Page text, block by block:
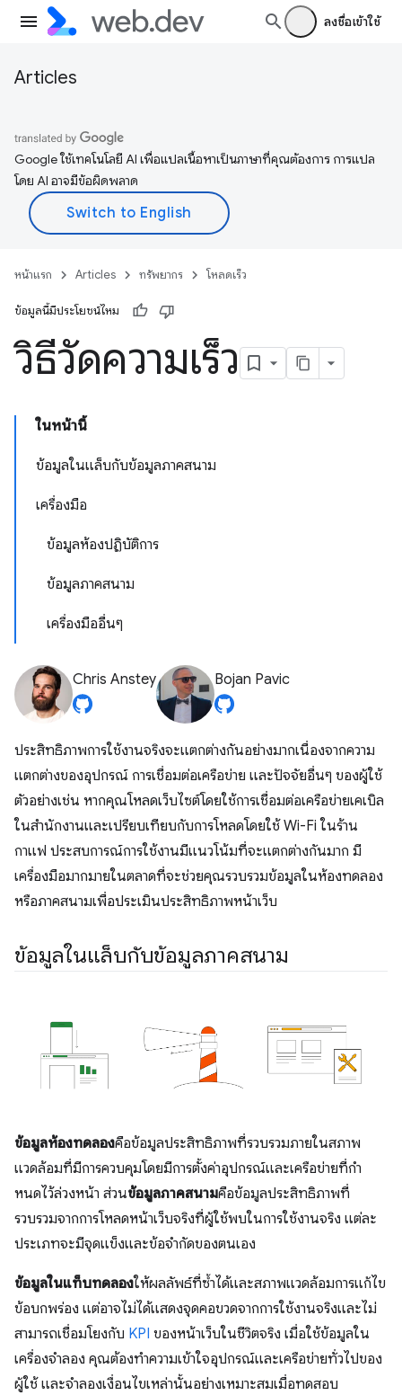
ลงชื่อเข้าใช้
Articles
Google ใช้เทคโนโลยี AI เพื่อแปลเนื้อหาเป็นภาษาที่คุณต้องการ การแปล
โดย AI อาจมีข้อผิดพลาด
หน้าแรก Articles ทรัพยากร โหลดเร็ว
ข้อมูลนี้มีประโยชน์ไหม
วิธีวัดความเร็ว
ในหน้านี้
ข้อมูลในแล็บกับข้อมูลภาคสนาม
เครื่องมือ
ข้อมูลห้องปฏิบัติการ
ข้อมูลภาคสนาม
เครื่องมืออื่นๆ
Chris Anstey Bojan Pavic
ประสิทธิภาพการใช้งานจริงจะแตกต่างกันอย่างมากเนื่องจากความ
แตกต่างของอุปกรณ์ การเชื่อมต่อเครือข่าย และปัจจัยอื่นๆ ของผู้ใช้
ตัวอย่างเช่น หากคุณโหลดเว็บไซต์โดยใช้การเชื่อมต่อเครือข่ายเคเบิล
ในสำนักงานและเปรียบเทียบกับการโหลดโดยใช้ Wi-Fi ในร้าน
กาแฟ ประสบการณ์การใช้งานมีแนวโน้มที่จะแตกต่างกันมาก มี
เครื่องมือมากมายในตลาดที่จะช่วยคุณรวบรวมข้อมูลในห้องทดลอง
หรือภาคสนามเพื่อประเมินประสิทธิภาพหน้าเว็บ
ข้อมูลในแล็บกับข้อมูลภาคสนาม
ข้อมูลห้องทดลองคือข้อมูลประสิทธิภาพที่รวบรวมภายในสภาพ
แวดล้อมที่มีการควบคุมโดยมีการตั้งค่าอุปกรณ์และเครือข่ายที่กํา
หนดไว้ล่วงหน้า ส่วนข้อมูลภาคสนามคือข้อมูลประสิทธิภาพที่
รวบรวมจากการโหลดหน้าเว็บจริงที่ผู้ใช้พบในการใช้งานจริง แต่ละ
ประเภทจะมีจุดแข็งและข้อจํากัดของตนเอง
ข้อมูลในแท็บทดลองให้ผลลัพธ์ที่ซ้ำได้และสภาพแวดล้อมการแก้ไข
ข้อบกพร่อง แต่อาจไม่ได้แสดงจุดคอขวดจากการใช้งานจริงและไม่
สามารถเชื่อมโยงกับ KPI ของหน้าเว็บในชีวิตจริง เมื่อใช้ข้อมูลใน
เครื่องจำลอง คุณต้องทำความเข้าใจอุปกรณ์และเครือข่ายทั่วไปของ
ผู้ใช้ และจำลองเงื่อนไขเหล่านั้นอย่างเหมาะสมเมื่อทดสอบ